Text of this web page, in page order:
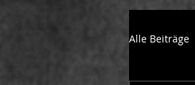
Alle Beiträge